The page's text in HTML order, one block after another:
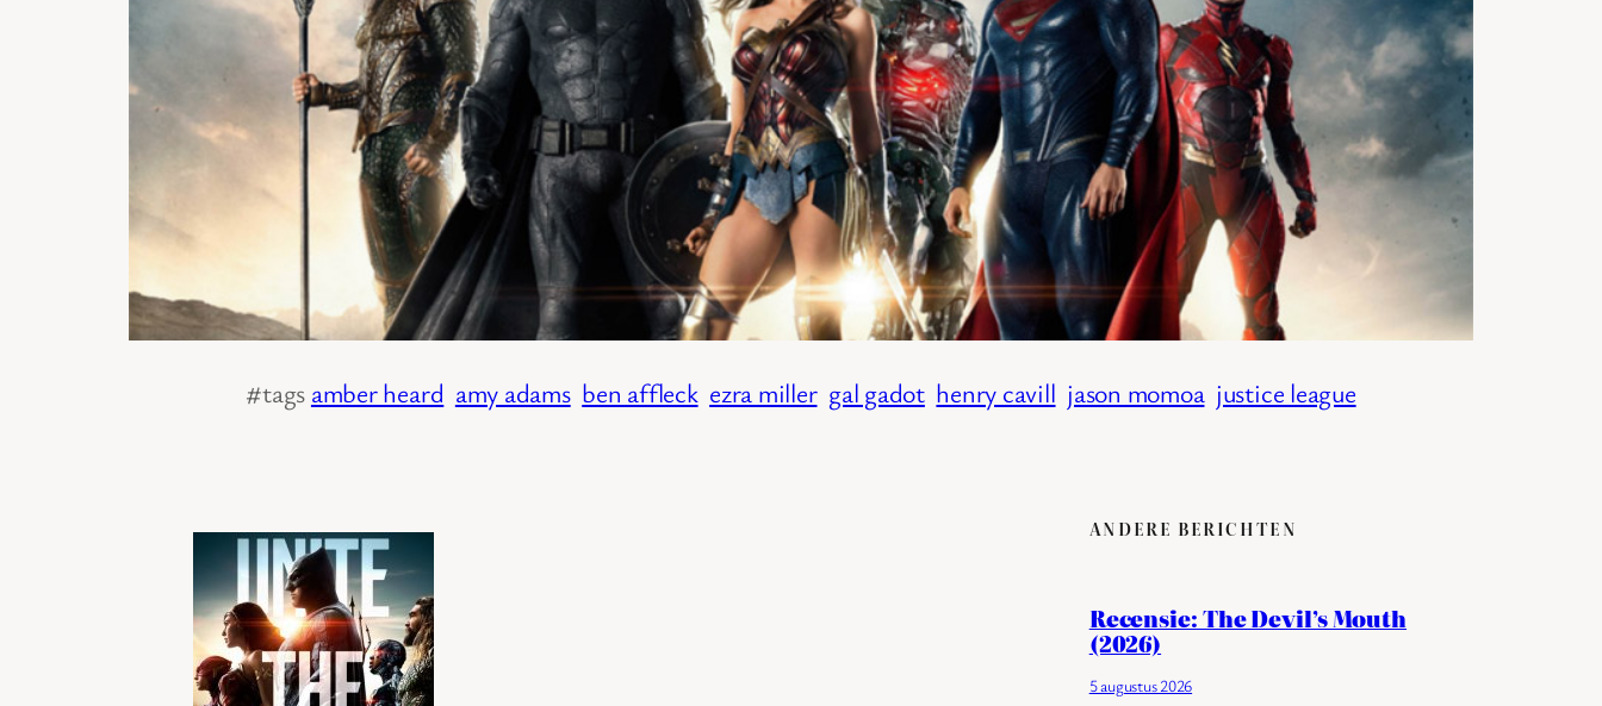
#tags amber heard amy adams ben affleck ezra miller gal gadot henry cavill jason momoa justice league
ANDERE BERICHTEN
Recensie: The Devil’s Mouth
(2026)
5 augustus 2026